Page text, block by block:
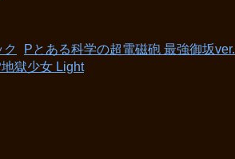
ク Pとある科学の超電磁砲 最強御坂ver.
地獄少女 Light